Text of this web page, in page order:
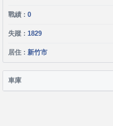
戰績 : 0
失蹤 : 1829
居住 : 新竹市
車庫